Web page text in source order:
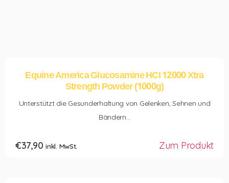
Equine America Glucosamine HCI 12000 Xtra
Strength Powder (1000g)
Unterstützt die Gesunderhaltung von Gelenken, Sehnen und
Bändern...
€37,90 inkl. MwSt. Zum Produkt